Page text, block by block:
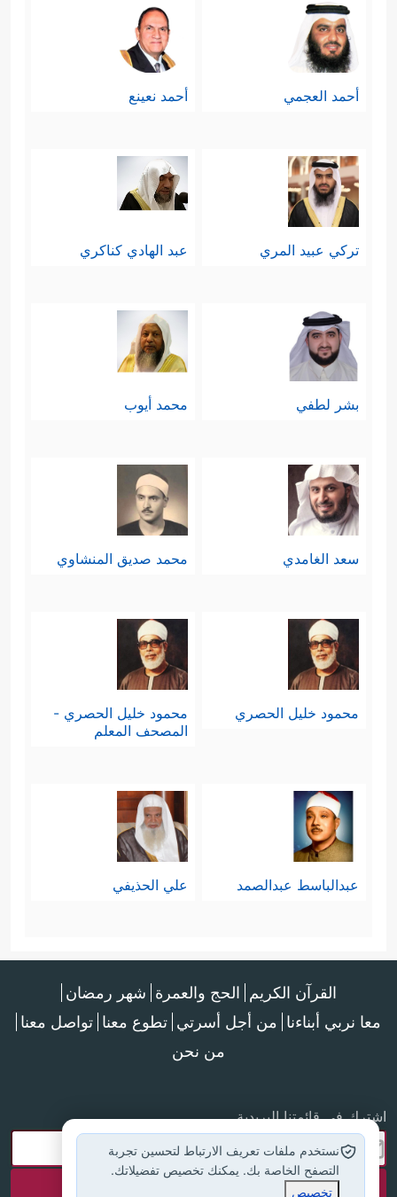
أحمد العجمي أحمد نعينع
تركي عبيد المري عبد الهادي كناكري
بشر لطفي محمد أيوب
سعد الغامدي محمد صديق المنشاوي
محمود خليل الحصري
محمود خليل الحصري -
المصحف المعلم
عبدالباسط عبدالصمد علي الحذيفي
القرآن الكريم الحج والعمرة شهر رمضان
معا نربي أبناءنا من أجل أسرتي تطوع معنا تواصل معنا
من نحن
اشترك في قائمتنا البريدية
نستخدم ملفات تعريف الارتباط لتحسين تجربة
التصفح الخاصة بك. يمكنك تخصيص تفضيلاتك.
تخصيص